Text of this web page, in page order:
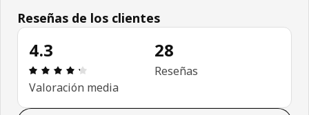
Reseñas de los clientes
4.3
Reseña: 4.3 de 5 estrellas. Revisiones totales: 28
Valoración media
28
Reseñas